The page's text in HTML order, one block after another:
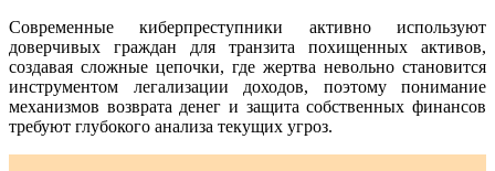
Современные киберпреступники активно используют
доверчивых граждан для транзита похищенных активов,
создавая сложные цепочки, где жертва невольно становится
инструментом легализации доходов, поэтому понимание
механизмов возврата денег и защита собственных финансов
требуют глубокого анализа текущих угроз.